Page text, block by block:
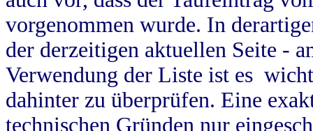
vorgenommen wurde. In
der derzeitigen aktuellen Seite -
Verwendung der Liste ist es
dahinter zu überprüfen. Eine
technischen Gründen nur